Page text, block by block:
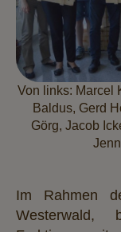
Von links: Marcel
Baldus, Gerd
Görg, Jacob
Im Rahmen
Westerwald,